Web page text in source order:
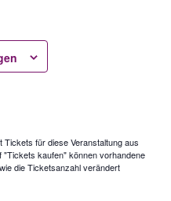
Tickets für diese Veranstaltung aus
kaufen" können vorhandene
die Ticketsanzahl verändert